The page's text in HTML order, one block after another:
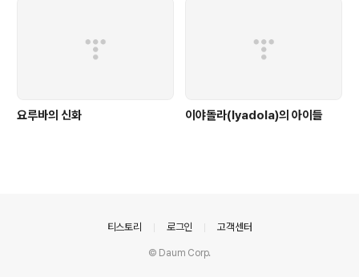
요루바의 신화 이야돌라(Iyadola)의 아이들
티스토리 로그인 고객센터
© Daum Corp.